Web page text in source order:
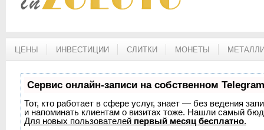
ЦЕНЫ ИНВЕСТИЦИИ СЛИТКИ МОНЕТЫ
Сервис онлайн-записи на собственном
Тот, кто работает в сфере услуг, знает — без ведения
и напоминать клиентам о визитах тоже. Нашли самый
Для новых пользователей первый месяц бесплатно.